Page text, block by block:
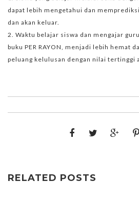
dapat lebih mengetahui dan
dan akan keluar.
Waktu belajar siswa dan mengajar
buku PER RAYON, menjadi lebih hemat
peluang kelulusan dengan nilai tertinggi
RELATED POSTS